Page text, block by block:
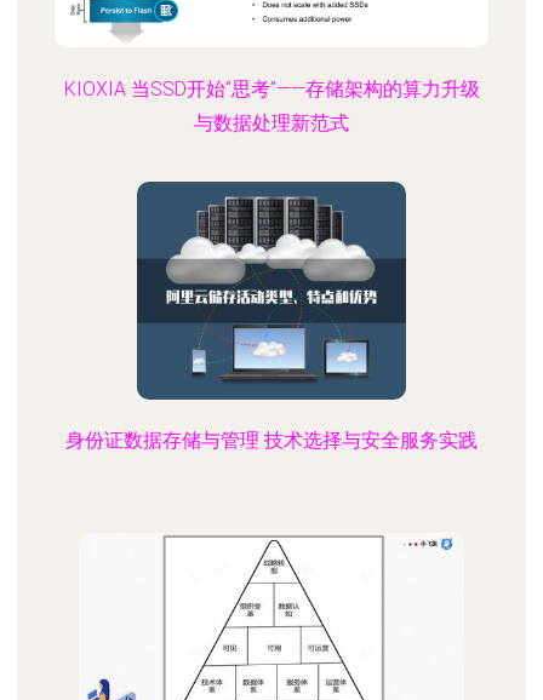
KIOXIA 当SSD开始“思考”——存储架构的算力升级
与数据处理新范式
身份证数据存储与管理 技术选择与安全服务实践